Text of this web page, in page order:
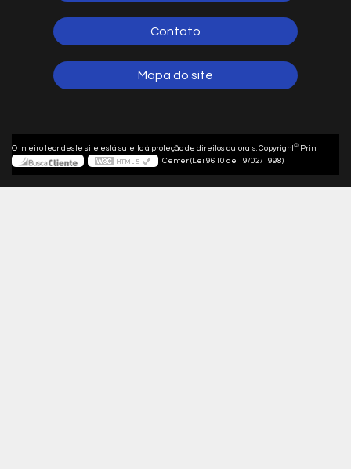
Contato
Mapa do site
O inteiro teor deste site está sujeito à proteção de direitos autorais. Copyright© Print
Center (Lei 9610 de 19/02/1998)